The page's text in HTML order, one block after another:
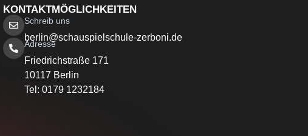
KONTAKTMÖGLICHKEITEN
Schreib uns
berlin@schauspielschule-zerboni.de
Adresse
Friedrichstraße 171
10117 Berlin
Tel: 0179 1232184